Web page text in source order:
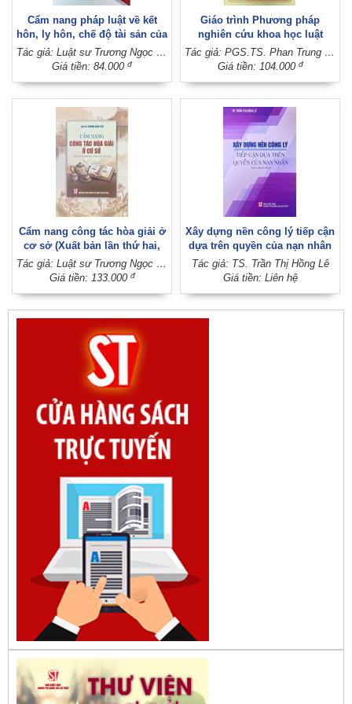
Cẩm nang pháp luật về kết
hôn, ly hôn, chế độ tài sản của
vợ chồng trong thời kỳ hôn
nhân (Xuất bản lần thứ hai có
Tác giả: Luật sư Trương Ngọc Liêu - Luật sư Nguyễn Thị Mai
Giá tiền: 84.000 đ
Giáo trình Phương pháp
nghiên cứu khoa học luật
Tác giả: PGS.TS. Phan Trung Hiền (Chủ biên) (Khoa Luật - Đại học Cần Thơ)
Giá tiền: 104.000 đ
Cẩm nang công tác hòa giải ở
cơ sở (Xuất bản lần thứ hai,
có sửa chữa, bổ sung)
Tác giả: Luật sư Trương Ngọc Liêu
Giá tiền: 133.000 đ
Xây dựng nền công lý tiếp cận
dựa trên quyền của nạn nhân
(Sách chuyên khảo)
Tác giả: TS. Trần Thị Hồng Lê
Giá tiền: Liên hệ